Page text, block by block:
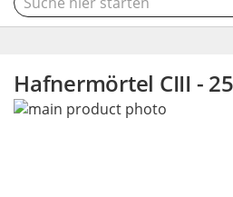
Hafnermörtel CIII -
Skip